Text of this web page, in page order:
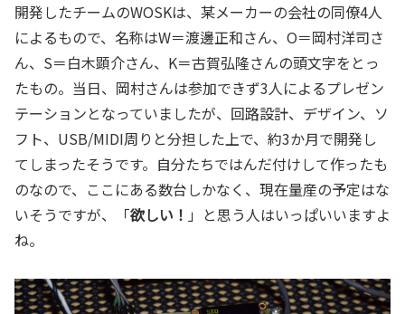
開発したチームのWOSKは、某メーカーの会社の同僚4人
によるもので、名称はW＝渡邊正和さん、O＝岡村洋司さ
ん、S＝白木顕介さん、K＝古賀弘隆さんの頭文字をとっ
たもの。当日、岡村さんは参加できず3人によるプレゼン
テーションとなっていましたが、回路設計、デザイン、ソ
フト、USB/MIDI周りと分担した上で、約3か月で開発し
てしまったそうです。自分たちではんだ付けして作ったも
のなので、ここにある数台しかなく、現在量産の予定はな
いそうですが、「欲しい！ 」と思う人はいっぱいいますよ
ね。